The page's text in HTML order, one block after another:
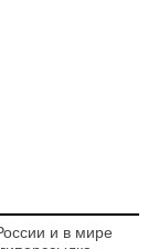
и в мире